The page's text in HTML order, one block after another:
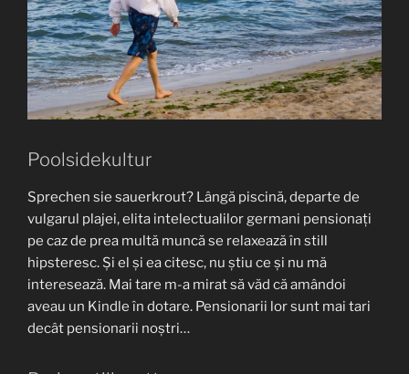
Poolsidekultur
Sprechen sie sauerkrout? Lângă piscină, departe de
vulgarul plajei, elita intelectualilor germani pensionați
pe caz de prea multă muncă se relaxează în still
hipsteresc. Și el și ea citesc, nu știu ce și nu mă
interesează. Mai tare m-a mirat să văd că amândoi
aveau un Kindle în dotare. Pensionarii lor sunt mai tari
decât pensionarii noștri…